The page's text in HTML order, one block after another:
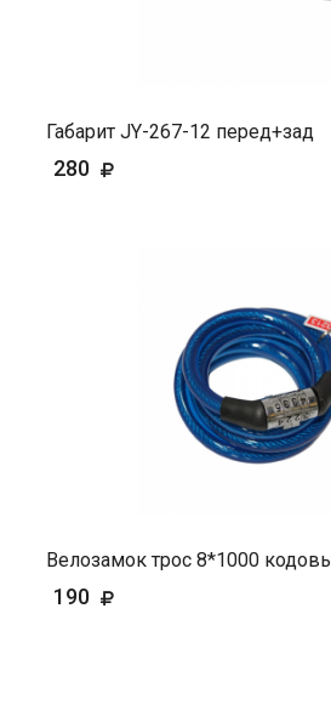
Габарит JY-267-12 перед+зад
280
Велозамок трос 8*1000
190